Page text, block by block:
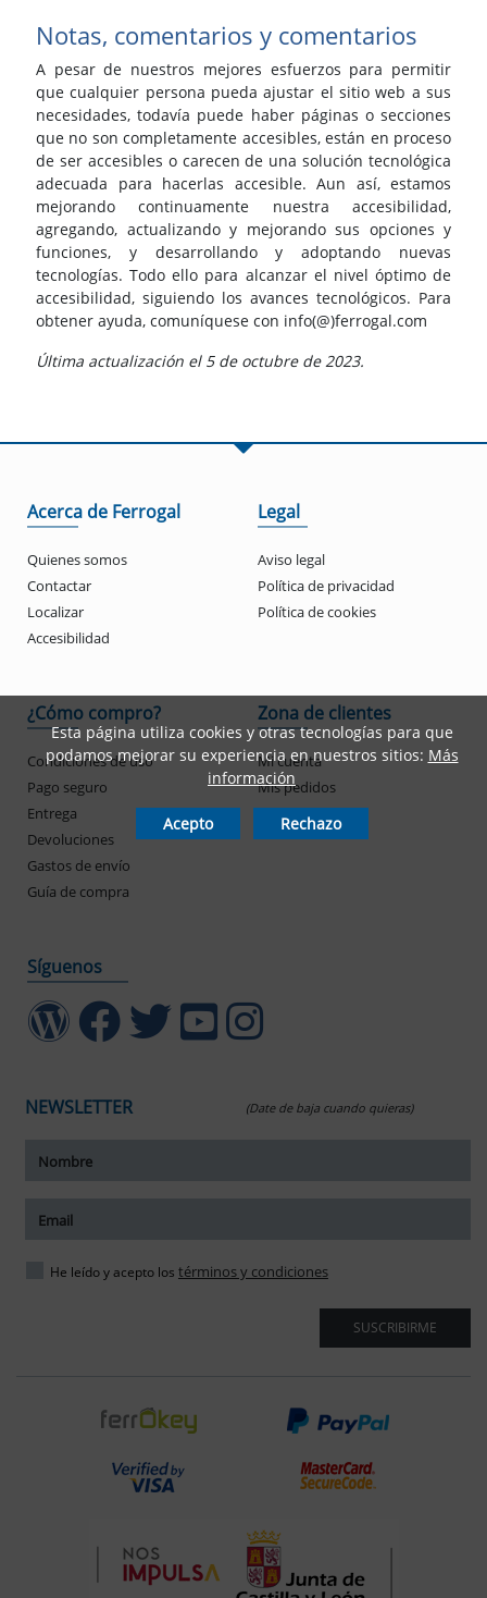
Notas, comentarios y comentarios
A pesar de nuestros mejores esfuerzos para permitir
que cualquier persona pueda ajustar el sitio web a sus
necesidades, todavía puede haber páginas o secciones
que no son completamente accesibles, están en proceso
de ser accesibles o carecen de una solución tecnológica
adecuada para hacerlas accesible. Aun así, estamos
mejorando continuamente nuestra accesibilidad,
agregando, actualizando y mejorando sus opciones y
funciones, y desarrollando y adoptando nuevas
tecnologías. Todo ello para alcanzar el nivel óptimo de
accesibilidad, siguiendo los avances tecnológicos. Para
obtener ayuda, comuníquese con info(@)ferrogal.com
Última actualización el 5 de octubre de 2023.
Acerca de Ferrogal
Quienes somos
Contactar
Localizar
Accesibilidad
Legal
Aviso legal
Política de privacidad
Política de cookies
¿Cómo compro?
Condiciones de uso
Pago seguro
Entrega
Devoluciones
Gastos de envío
Guía de compra
Zona de clientes
Mi cuenta
Mis pedidos
Síguenos
NEWSLETTER (Date de baja cuando quieras)
He leído y acepto los términos y condiciones
SUSCRIBIRME
Esta página utiliza cookies y otras tecnologías para que
podamos mejorar su experiencia en nuestros sitios: Más
información
Acepto Rechazo
del texto
espaciado del texto